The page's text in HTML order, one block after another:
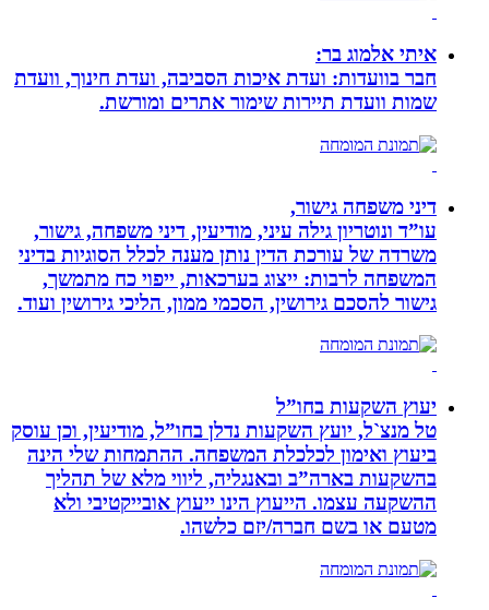
איתי אלמוג בר:
חבר בוועדות: ועדת איכות הסביבה, ועדת חינוך, וועדת
שמות וועדת תיירות שימור אתרים ומורשת.
דיני משפחה גישור,
עו”ד ונוטריון גילה עיני, מודיעין, דיני משפחה, גישור,
משרדה של עורכת הדין נותן מענה לכלל הסוגיות בדיני
המשפחה לרבות: ייצוג בערכאות, ייפוי כח מתמשך,
גישור להסכם גירושין, הסכמי ממון, הליכי גירושין ועוד.
יעוץ השקעות בחו”ל
טל מנצ`ל, יועץ השקעות נדלן בחו”ל, מודיעין, וכן עוסק
ביעוץ ואימון לכלכלת המשפחה. ההתמחות שלי הינה
בהשקעות בארה”ב ובאנגליה, ליווי מלא של תהליך
ההשקעה עצמו. הייעוץ הינו ייעוץ אובייקטיבי ולא
מטעם או בשם חברה/יזם כלשהו.